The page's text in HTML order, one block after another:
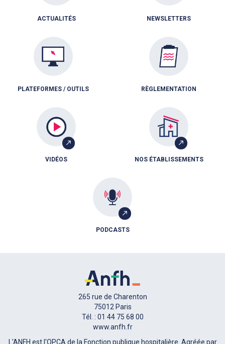
ACTUALITÉS NEWSLETTERS
PLATEFORMES / OUTILS RÈGLEMENTATION
VIDÉOS NOS ÉTABLISSEMENTS
PODCASTS
265 rue de Charenton
75012 Paris
Tél. : 01 44 75 68 00
www.anfh.fr
L'ANFH est l'OPCA de la Fonction publique hospitalière. Agréée par